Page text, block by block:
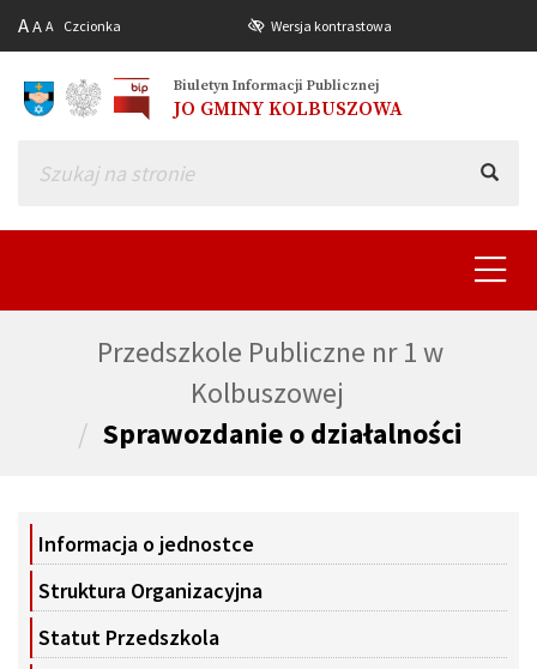
AA A Czcionka Wersja kontrastowa
Biuletyn Informacji Publicznej
JO GMINY KOLBUSZOWA
Toggle
Przedszkole Publiczne nr 1 w
Kolbuszowej
Sprawozdanie o działalności
Informacja o jednostce
Struktura Organizacyjna
Statut Przedszkola